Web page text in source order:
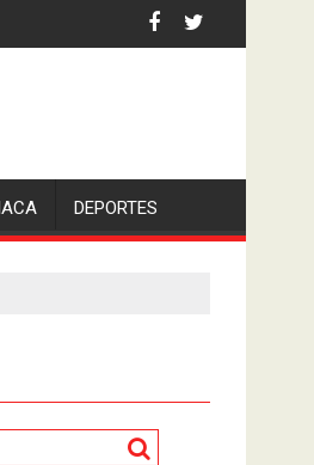
Veracruz.
DEPORTES